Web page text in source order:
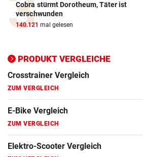
Cobra stürmt Dorotheum, Täter ist
verschwunden
140.121 mal gelesen
PRODUKT VERGLEICHE
Elektro-Scooter Vergleich
ZUM VERGLEICH
ZUM VERGLEICH
Fahrrad Test
Fahrradanhänger Vergleich
Faszienrolle Vergleich